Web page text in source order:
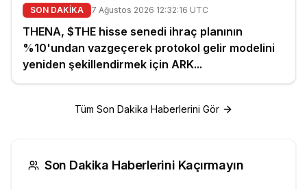
SON DAKİKA 7 Ağustos 2026 12:32:16 UTC
THENA, $THE hisse senedi ihraç planının
%10'undan vazgeçerek protokol gelir modelini
yeniden şekillendirmek için ARK...
Tüm Son Dakika Haberlerini Gör
Son Dakika Haberlerini Kaçırmayın